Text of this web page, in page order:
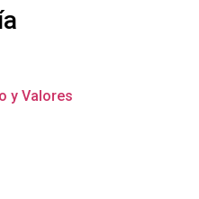
y Valores